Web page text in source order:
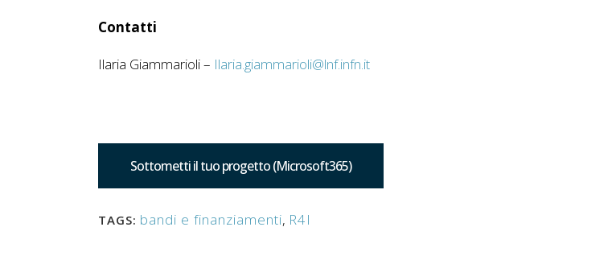
Contatti
Ilaria Giammarioli – Ilaria.giammarioli@lnf.infn.it
Sottometti il tuo progetto (Microsoft365)
TAGS: bandi e finanziamenti, R4I